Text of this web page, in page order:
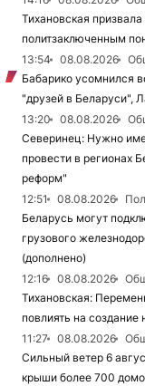
Тихановская
политзаключенным
13:54
08.08.2026
Бабарико усомнился
"друзей в Беларуси",
13:20
08.08.2026
Северинец: Нужно
провести в регионах
реформ"
12:51
08.08.2026
Беларусь могут
грузового
(дополнено)
12:16
08.08.2026
Тихановская:
повлиять на
11:27
08.08.2026
Сильный ветер 6
крыши более 700